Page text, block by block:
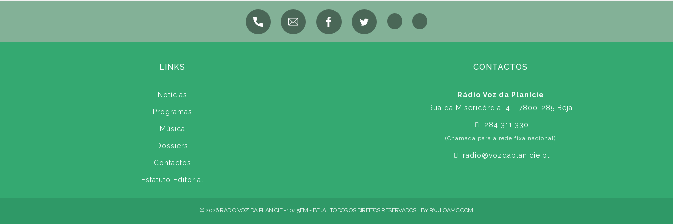
LINKS
Notícias
Programas
Música
Dossiers
Contactos
Estatuto Editorial
CONTACTOS
Rádio Voz da Planície
Rua da Misericórdia, 4 - 7800-285 Beja
284 311 330
(Chamada para a rede fixa nacional)
radio@vozdaplanicie.pt
© 2026 RÁDIO VOZ DA PLANÍCIE - 104.5FM - BEJA | TODOS OS DIREITOS RESERVADOS. | BY PAULOAMC.COM